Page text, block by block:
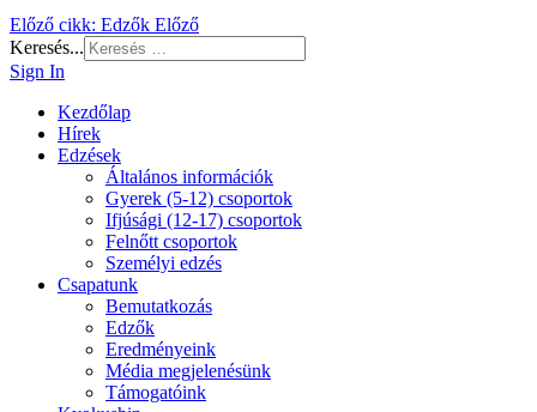
Előző cikk: Edzők Előző
Keresés...
Sign In
Kezdőlap
Hírek
Edzések
Általános információk
Gyerek (5-12) csoportok
Ifjúsági (12-17) csoportok
Felnőtt csoportok
Személyi edzés
Csapatunk
Bemutatkozás
Edzők
Eredményeink
Média megjelenésünk
Támogatóink